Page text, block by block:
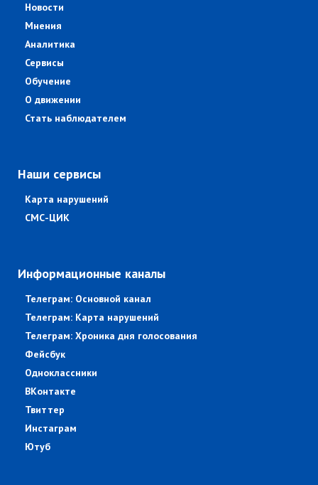
Новости
Мнения
Аналитика
Сервисы
Обучение
О движении
Стать наблюдателем
Наши сервисы
Карта нарушений
СМС-ЦИК
Информационные каналы
Телеграм: Основной канал
Телеграм: Карта нарушений
Телеграм: Хроника дня голосования
Фейсбук
Одноклассники
ВКонтакте
Твиттер
Инстаграм
Ютуб